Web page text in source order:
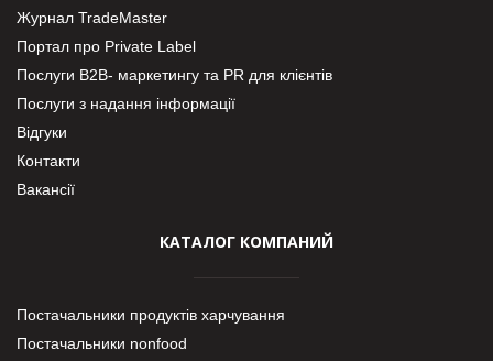
Журнал TradeMaster
Портал про Private Label
Послуги В2В- маркетингу та PR для клієнтів
Послуги з надання інформації
Відгуки
Контакти
Вакансії
КАТАЛОГ КОМПАНИЙ
Постачальники продуктів харчування
Постачальники nonfood